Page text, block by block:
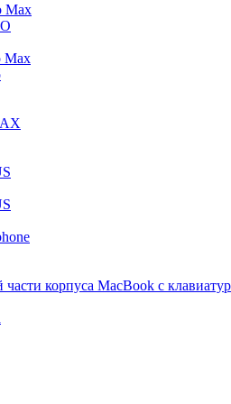
Max
Max
части корпуса MacBook с